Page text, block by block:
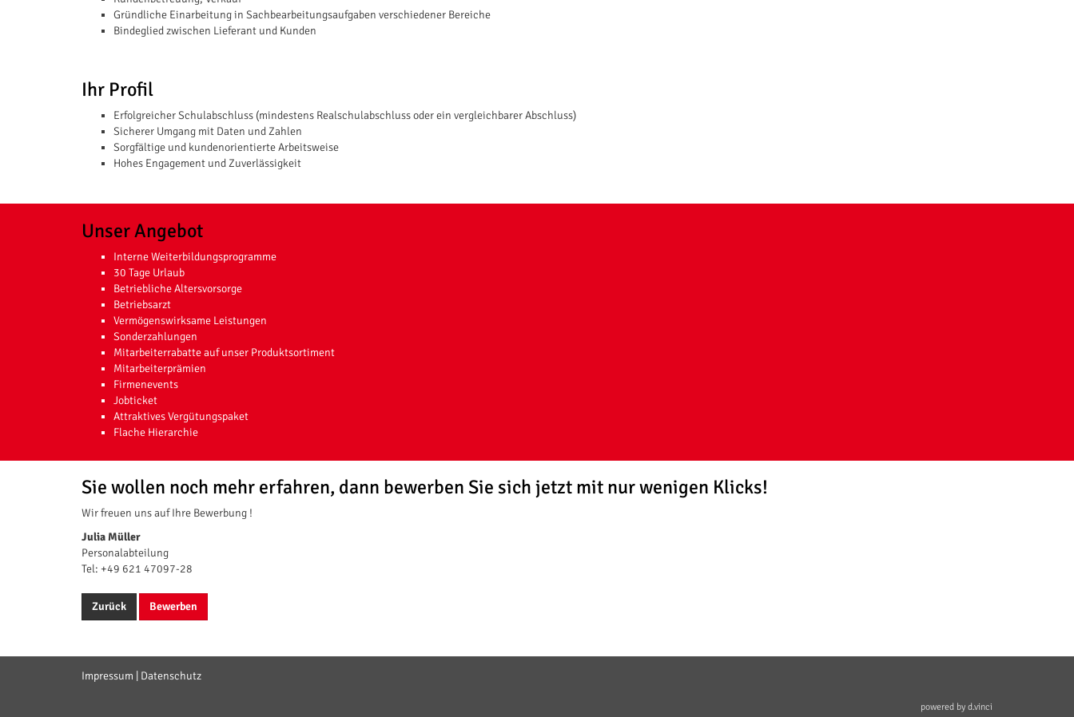
Gründliche Einarbeitung in Sachbearbeitungsaufgaben verschiedener Bereiche
Bindeglied zwischen Lieferant und Kunden
Ihr Profil
Erfolgreicher Schulabschluss (mindestens Realschulabschluss oder ein vergleichbarer Abschluss)
Sicherer Umgang mit Daten und Zahlen
Sorgfältige und kundenorientierte Arbeitsweise
Hohes Engagement und Zuverlässigkeit
Unser Angebot
Interne Weiterbildungsprogramme
30 Tage Urlaub
Betriebliche Altersvorsorge
Betriebsarzt
Vermögenswirksame Leistungen
Sonderzahlungen
Mitarbeiterrabatte auf unser Produktsortiment
Mitarbeiterprämien
Firmenevents
Jobticket
Attraktives Vergütungspaket
Flache Hierarchie
Sie wollen noch mehr erfahren, dann bewerben Sie sich jetzt mit nur wenigen Klicks!
Wir freuen uns auf Ihre Bewerbung !
Julia Müller
Personalabteilung
Tel: +49 621 47097-28
Zurück Bewerben
Impressum Datenschutz
powered by d.vinci